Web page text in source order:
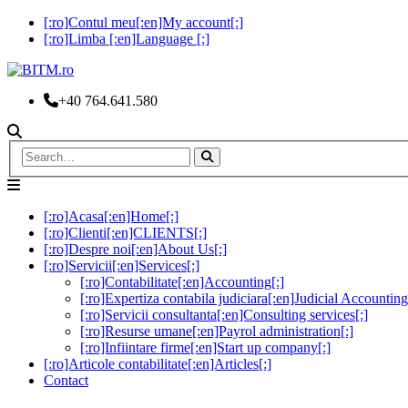
[:ro]Contul meu[:en]My account[:]
[:ro]Limba [:en]Language [:]
+40 764.641.580
[:ro]Acasa[:en]Home[:]
[:ro]Clienti[:en]CLIENTS[:]
[:ro]Despre noi[:en]About Us[:]
[:ro]Servicii[:en]Services[:]
[:ro]Contabilitate[:en]Accounting[:]
[:ro]Expertiza contabila judiciara[:en]Judicial
[:ro]Servicii consultanta[:en]Consulting services[:]
[:ro]Resurse umane[:en]Payrol administration[:]
[:ro]Infiintare firme[:en]Start up company[:]
[:ro]Articole contabilitate[:en]Articles[:]
Contact